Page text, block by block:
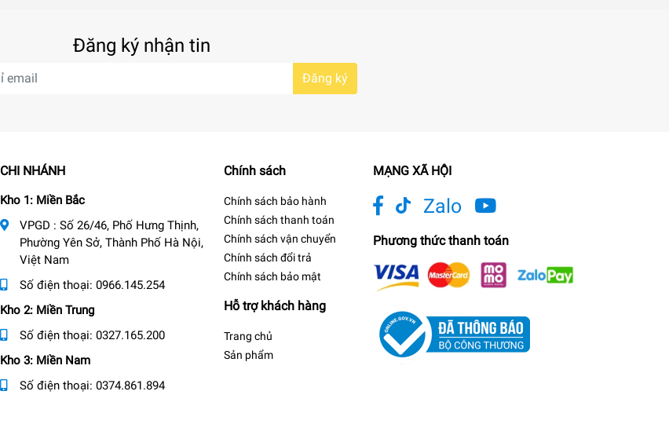
Đăng ký nhận tin
Đăng ký
CHI NHÁNH
Kho 1: Miền Bắc
VPGD : Số 26/46, Phố Hưng Thịnh,
Phường Yên Sở, Thành Phố Hà Nội,
Việt Nam
Số điện thoại: 0966.145.254
Kho 2: Miền Trung
Số điện thoại: 0327.165.200
Kho 3: Miền Nam
Số điện thoại: 0374.861.894
Chính sách
Chính sách bảo hành
Chính sách thanh toán
Chính sách vận chuyển
Chính sách đổi trả
Chính sách bảo mật
Hỗ trợ khách hàng
Trang chủ
Sản phẩm
MẠNG XÃ HỘI
Zalo
Phương thức thanh toán